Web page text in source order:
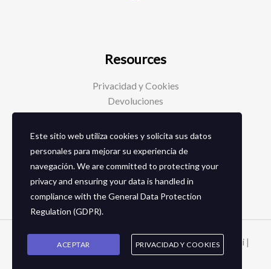
Resources
Privacidad y Cookies
Devoluciones
Social Media
Facebook
Instagram
Copyright © 2026 Zapaterias en granada - Calzados toñi |
2024
Este sitio web utiliza cookies y solicita sus datos
personales para mejorar su experiencia de
navegación. We are committed to protecting your
privacy and ensuring your data is handled in
compliance with theGeneral Data Protection
Regulation (GDPR).
ACEPTAR PRIVACIDAD Y COOKIES